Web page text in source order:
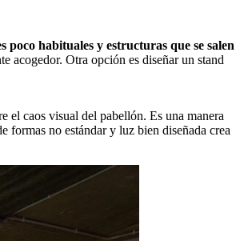
poco habituales y estructuras que se salen
acogedor. Otra opción es diseñar un stand
caos visual del pabellón. Es una manera
formas no estándar y luz bien diseñada crea